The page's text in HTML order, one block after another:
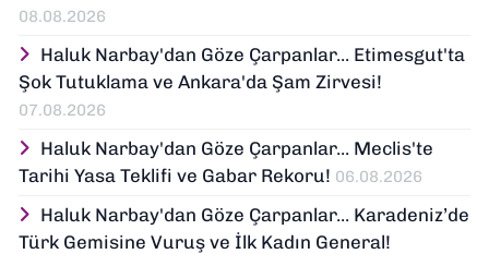
08.08.2026
Haluk Narbay'dan Göze Çarpanlar... Etimesgut'ta
Şok Tutuklama ve Ankara'da Şam Zirvesi!
07.08.2026
Haluk Narbay'dan Göze Çarpanlar... Meclis'te
Tarihi Yasa Teklifi ve Gabar Rekoru! 06.08.2026
Haluk Narbay'dan Göze Çarpanlar... Karadeniz’de
Türk Gemisine Vuruş ve İlk Kadın General!